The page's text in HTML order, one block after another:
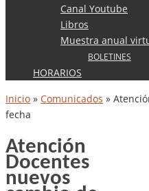
Canal Youtube
Libros
Muestra anual
BOLETINES
HORARIOS
Inicio » Comunicados »
fecha
Atención
Docentes
nuevos